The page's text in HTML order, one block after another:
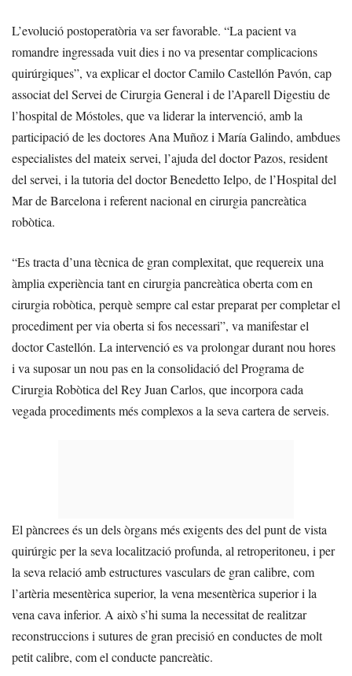
L’evolució postoperatòria va ser favorable. “La pacient va
romandre ingressada vuit dies i no va presentar complicacions
quirúrgiques”, va explicar el doctor Camilo Castellón Pavón, cap
associat del Servei de Cirurgia General i de l’Aparell Digestiu de
l’hospital de Móstoles, que va liderar la intervenció, amb la
participació de les doctores Ana Muñoz i María Galindo, ambdues
especialistes del mateix servei, l’ajuda del doctor Pazos, resident
del servei, i la tutoria del doctor Benedetto Ielpo, de l’Hospital del
Mar de Barcelona i referent nacional en cirurgia pancreàtica
robòtica.
“Es tracta d’una tècnica de gran complexitat, que requereix una
àmplia experiència tant en cirurgia pancreàtica oberta com en
cirurgia robòtica, perquè sempre cal estar preparat per completar el
procediment per via oberta si fos necessari”, va manifestar el
doctor Castellón. La intervenció es va prolongar durant nou hores
i va suposar un nou pas en la consolidació del Programa de
Cirurgia Robòtica del Rey Juan Carlos, que incorpora cada
vegada procediments més complexos a la seva cartera de serveis.
El pàncrees és un dels òrgans més exigents des del punt de vista
quirúrgic per la seva localització profunda, al retroperitoneu, i per
la seva relació amb estructures vasculars de gran calibre, com
l’artèria mesentèrica superior, la vena mesentèrica superior i la
vena cava inferior. A això s’hi suma la necessitat de realitzar
reconstruccions i sutures de gran precisió en conductes de molt
petit calibre, com el conducte pancreàtic.